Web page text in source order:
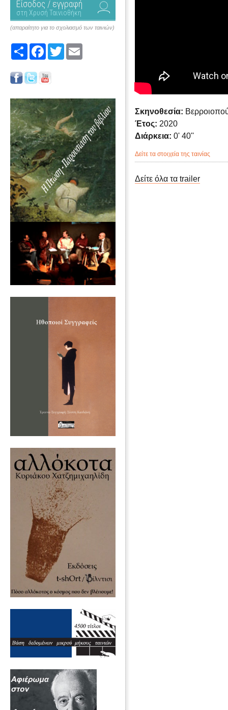
Είσοδος / εγγραφή
στη Χρυσή Ταινιοθήκη
(απαραίτητο για το σχολιασμό των ταινιών)
Share FacebookTwitter
Σκηνοθεσία:
Έτος: 2020
Διάρκεια: 0' 40''
Δείτε τα στοιχεία της ταινίας
Δείτε όλα τα trailer